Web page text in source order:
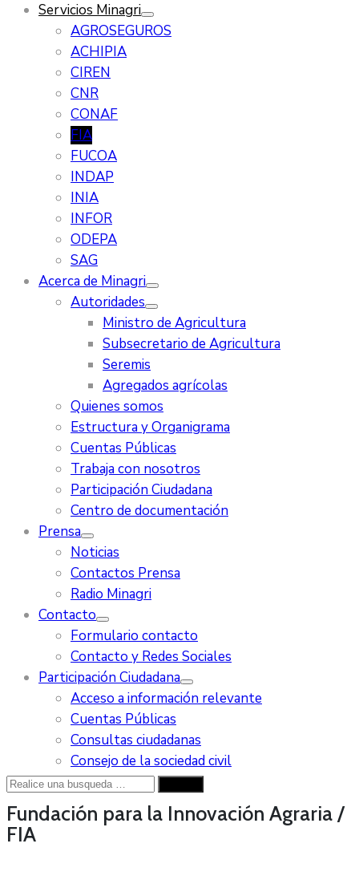
Servicios Minagri
AGROSEGUROS
ACHIPIA
CIREN
CNR
CONAF
FIA
FUCOA
INDAP
INIA
INFOR
ODEPA
SAG
Acerca de Minagri
Autoridades
Ministro de Agricultura
Subsecretario de Agricultura
Seremis
Agregados agrícolas
Quienes somos
Estructura y Organigrama
Cuentas Públicas
Trabaja con nosotros
Participación Ciudadana
Centro de documentación
Prensa
Noticias
Contactos Prensa
Radio Minagri
Contacto
Formulario contacto
Contacto y Redes Sociales
Participación Ciudadana
Acceso a información relevante
Cuentas Públicas
Consultas ciudadanas
Consejo de la sociedad civil
Fundación para la Innovación Agraria /
FIA